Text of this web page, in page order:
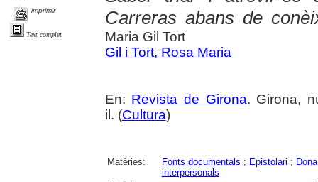
imprimir
Text complet
Carreras abans de
Maria Gil Tort
Gil i Tort, Rosa Maria
En: Revista de Girona. Girona,
il. (Cultura)
Matèries: Fonts documentals ; Epistolari ; Dona
interpersonals